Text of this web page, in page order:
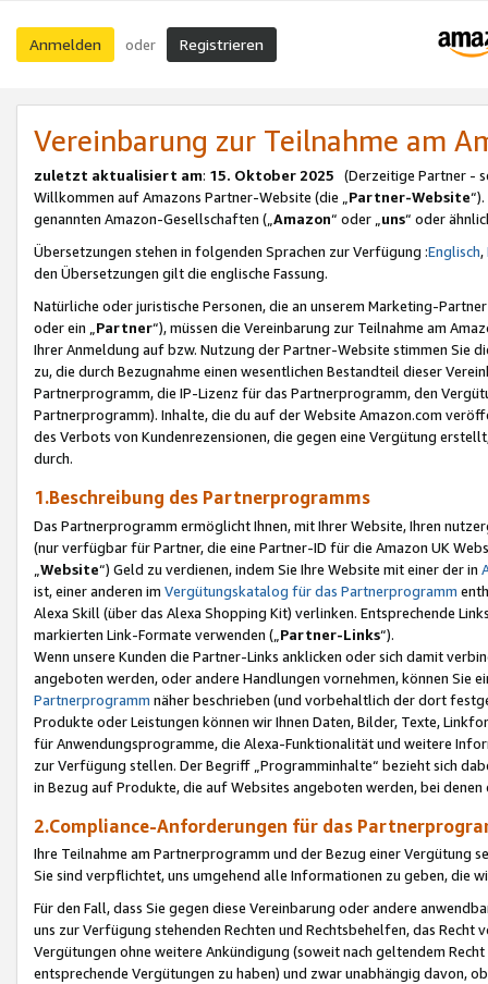
Anmelden oder Registrieren
Vereinbarung zur Teilnahme am
zuletzt aktualisiert am: 15. Oktober 2025 (Derzeitige Partner -
Willkommen auf Amazons Partner-Website (die „Partner-Website
genannten Amazon-Gesellschaften („Amazon“ oder „uns“ oder
Übersetzungen stehen in folgenden Sprachen zur Verfügung :Englisch,
den Übersetzungen gilt die englische Fassung.
Natürliche oder juristische Personen, die an unserem Marketing-
oder ein „Partner“), müssen die Vereinbarung zur Teilnahme am
Ihrer Anmeldung auf bzw. Nutzung der Partner-Website stimmen Sie
zu, die durch Bezugnahme einen wesentlichen Bestandteil dieser
Partnerprogramm, die IP-Lizenz für das Partnerprogramm, den
Partnerprogramm). Inhalte, die du auf der Website Amazon.com
des Verbots von Kundenrezensionen, die gegen eine Vergütung
durch.
1.Beschreibung des Partnerprogramms
Das Partnerprogramm ermöglicht Ihnen, mit Ihrer Website, Ihren
(nur verfügbar für Partner, die eine Partner-ID für die Amazon UK
Website“) Geld zu verdienen, indem Sie Ihre Website mit einer der in
ist, einer anderen im Vergütungskatalog für das Partnerprogramm
Alexa Skill (über das Alexa Shopping Kit) verlinken. Entsprechende
markierten Link-Formate verwenden („ Partner-Links“).
Wenn unsere Kunden die Partner-Links anklicken oder sich damit
angeboten werden, oder andere Handlungen vornehmen, können Sie
Partnerprogramm näher beschrieben (und vorbehaltlich der dort
Produkte oder Leistungen können wir Ihnen Daten, Bilder, Texte,
für Anwendungsprogramme, die Alexa-Funktionalität und weitere
zur Verfügung stellen. Der Begriff „Programminhalte“ bezieht sich
in Bezug auf Produkte, die auf Websites angeboten werden, bei
2.Compliance-Anforderungen für das
Ihre Teilnahme am Partnerprogramm und der Bezug einer Vergütung
Sie sind verpflichtet, uns umgehend alle Informationen zu geben, die
Für den Fall, dass Sie gegen diese Vereinbarung oder andere
uns zur Verfügung stehenden Rechten und Rechtsbehelfen, das
Vergütungen ohne weitere Ankündigung (soweit nach geltendem
entsprechende Vergütungen zu haben) und zwar unabhängig davon,